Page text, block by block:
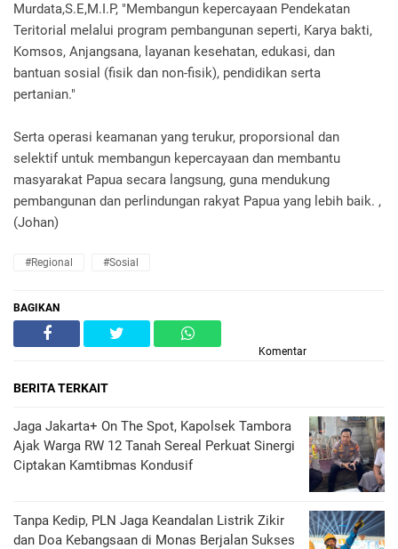
Murdata,S.E,M.I.P, "Membangun kepercayaan Pendekatan
Teritorial melalui program pembangunan seperti, Karya bakti,
Komsos, Anjangsana, layanan kesehatan, edukasi, dan
bantuan sosial (fisik dan non-fisik), pendidikan serta
pertanian."
Serta operasi keamanan yang terukur, proporsional dan
selektif untuk membangun kepercayaan dan membantu
masyarakat Papua secara langsung, guna mendukung
pembangunan dan perlindungan rakyat Papua yang lebih baik. ,
(Johan)
#Regional #Sosial
BAGIKAN
Komentar
BERITA TERKAIT
Jaga Jakarta+ On The Spot, Kapolsek Tambora
Ajak Warga RW 12 Tanah Sereal Perkuat Sinergi
Ciptakan Kamtibmas Kondusif
Tanpa Kedip, PLN Jaga Keandalan Listrik Zikir
dan Doa Kebangsaan di Monas Berjalan Sukses